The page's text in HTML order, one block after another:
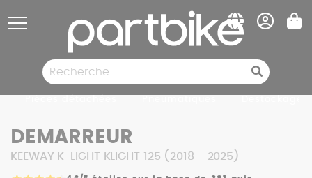
DEMARREUR
KEEWAY K-LIGHT KLIGHT 125 (2018 - 2025)